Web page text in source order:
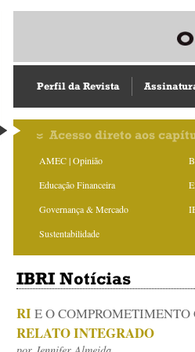
Perfil da Revista
Acesso direto aos
AMEC | Opinião
Educação Financeira
Governança & Mercado
Sustentabilidade
IBRI Notícias
RI E O COMPROMETIMENTO
RELATO INTEGRADO